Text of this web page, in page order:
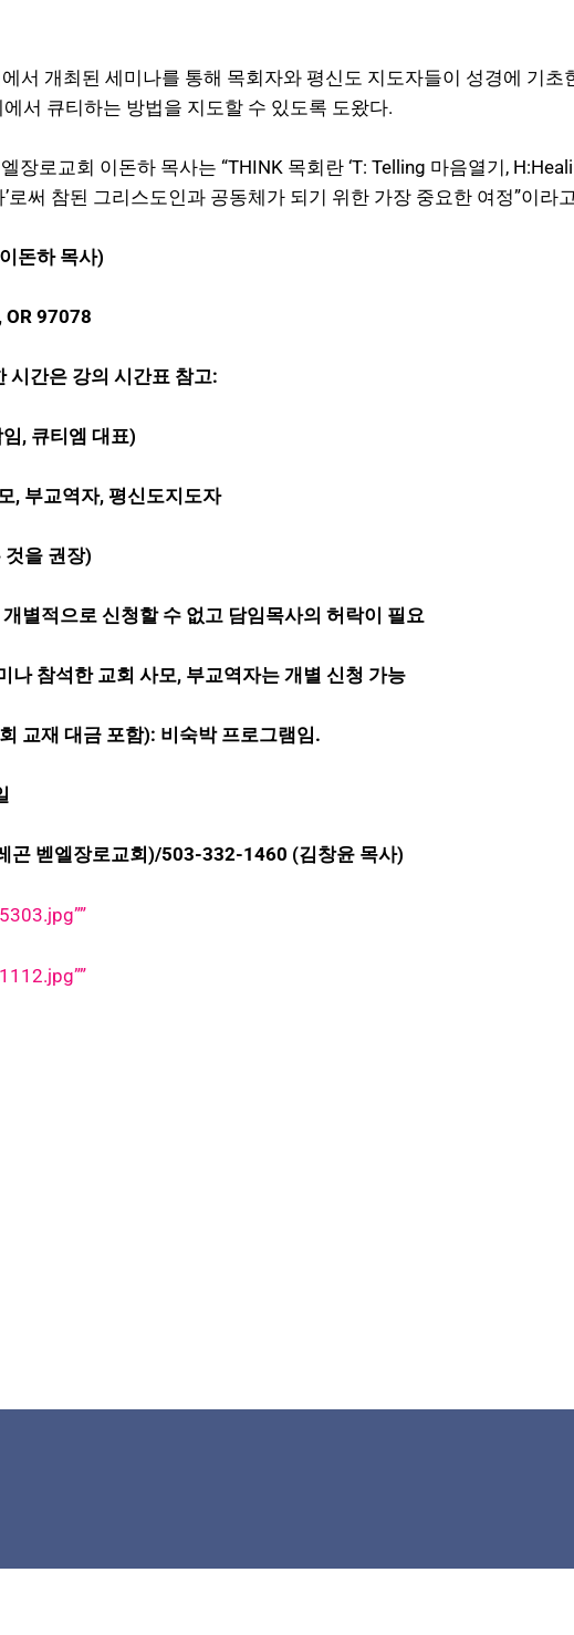
서 개최된 세미나를 통해 목회자와 평신도 지도자들이 성경에 기
서 큐티하는 방법을 지도할 수 있도록 도왔다.
장로교회 이돈하 목사는 “THINK 목회란 ‘T: Telling 마음열기,
로써 참된 그리스도인과 공동체가 되기 위한 가장 중요한 여정”이라
돈하 목사)
OR 97078
간은 강의 시간표 참고:
, 큐티엠 대표)
, 부교역자, 평신도지도자
을 권장)
별적으로 신청할 수 없고 담임목사의 허락이 필요
나 참석한 교회 사모, 부교역자는 개별 신청 가능
교재 대금 포함): 비숙박 프로그램임.
벧엘장로교회)/503-332-1460 (김창윤 목사)